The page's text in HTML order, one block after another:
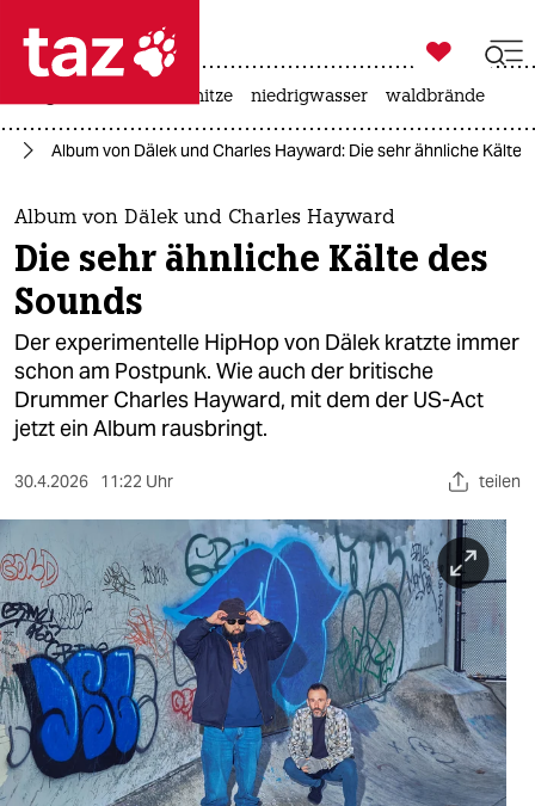
 taz zahl ich
taz zahl ich
themen
politik
öko
gesellschaft
kultur
sport
berlin
nord
wahrheit
verlag
verlag
veranstaltungen

taz zahl ich
hitze niedrigwasser waldbrände
Album von Dälek und Charles Hayward: Die sehr ähnliche Kälte
Album von Dälek und Charles Hayward
Die sehr ähnliche Kälte des
Sounds
Der experimentelle HipHop von Dälek kratzte immer
schon am Postpunk. Wie auch der britische
Drummer Charles Hayward, mit dem der US-Act
jetzt ein Album rausbringt.
30.4.2026 11:22 Uhr teilen